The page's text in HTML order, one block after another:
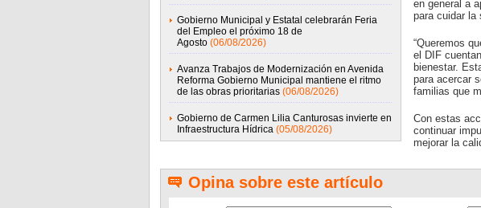
Gobierno Municipal y Estatal celebrarán Feria
del Empleo el próximo 18 de
Agosto (06/08/2026)
Avanza Trabajos de Modernización en Avenida
Reforma Gobierno Municipal mantiene el ritmo
de las obras prioritarias (06/08/2026)
Gobierno de Carmen Lilia Canturosas invierte en
Infraestructura Hídrica (05/08/2026)
en general a
para cuidar la
“Queremos
el DIF
bienestar.
para acercar
familias que
Con estas
continuar
mejorar la
Opina sobre este artículo